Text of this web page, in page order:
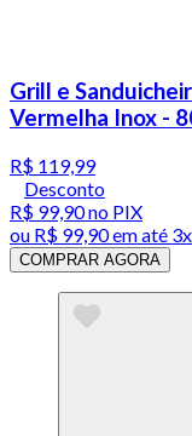
Grill e
Vermelha Inox -
R$ 119,99
Desconto
R$ 99,90no PIX
ou R$ 99,90em até
COMPRAR AGORA